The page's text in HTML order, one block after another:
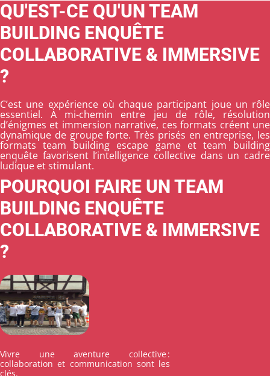
QU'EST-CE QU'UN TEAM
BUILDING ENQUÊTE
COLLABORATIVE & IMMERSIVE
?
C’est une expérience où chaque participant joue un rôle
essentiel. À mi-chemin entre jeu de rôle, résolution
d’énigmes et immersion narrative, ces formats créent une
dynamique de groupe forte. Très prisés en entreprise, les
formatsteam building escape gameet team building
enquête favorisent l’intelligence collective dans un cadre
ludique et stimulant.
POURQUOI FAIRE UN TEAM
BUILDING ENQUÊTE
COLLABORATIVE & IMMERSIVE
?
Vivre une aventure collective :
collaboration et communication sont les
clés.